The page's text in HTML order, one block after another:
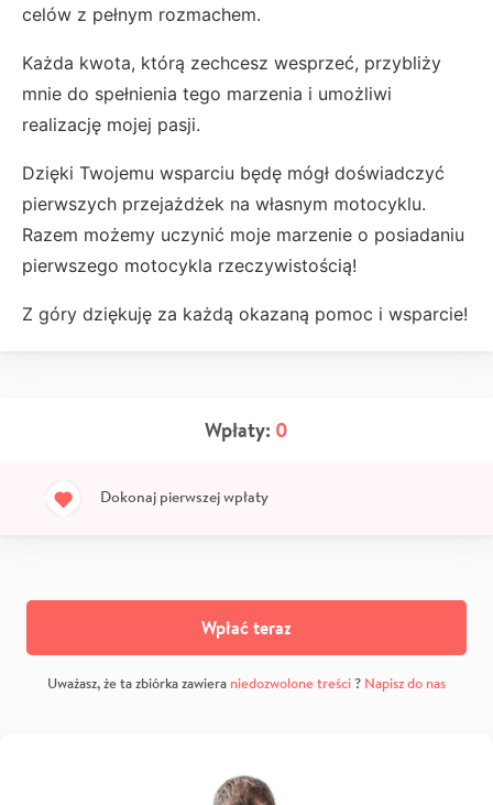
celów z pełnym rozmachem.
Każda kwota, którą zechcesz wesprzeć, przybliży
mnie do spełnienia tego marzenia i umożliwi
realizację mojej pasji.
Dzięki Twojemu wsparciu będę mógł doświadczyć
pierwszych przejażdżek na własnym motocyklu.
Razem możemy uczynić moje marzenie o posiadaniu
pierwszego motocykla rzeczywistością!
Z góry dziękuję za każdą okazaną pomoc i wsparcie!
Wpłaty: 0
Dokonaj pierwszej wpłaty
Wpłać teraz
Uważasz, że ta zbiórka zawiera niedozwolone treści? Napisz do nas